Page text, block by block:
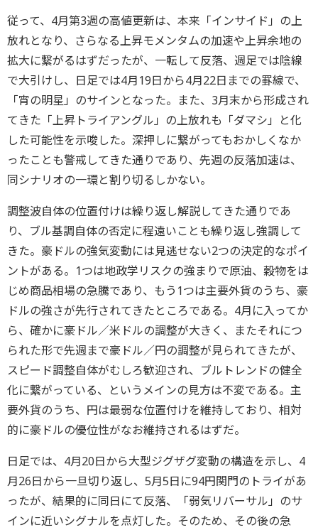
従って、4月第3週の高値更新は、本来「インサイド」の上
放れとなり、さらなる上昇モメンタムの加速や上昇余地の
拡大に繋がるはずだったが、一転して反落、週足では陰線
で大引けし、日足では4月19日から4月22日までの罫線で、
「宵の明星」のサインとなった。また、3月末から形成され
てきた「上昇トライアングル」の上放れも「ダマシ」と化
した可能性を示唆した。深押しに繋がってもおかしくなか
ったことも警戒してきた通りであり、先週の反落加速は、
同シナリオの一環と割り切るしかない。
調整波自体の位置付けは繰り返し解説してきた通りであ
り、ブル基調自体の否定に程遠いことも繰り返し強調して
きた。豪ドルの強気変動には見逃せない2つの決定的なポイ
ントがある。1つは地政学リスクの強まりで原油、穀物をは
じめ商品相場の急騰であり、もう1つは主要外貨のうち、豪
ドルの強さが先行されてきたところである。4月に入ってか
ら、確かに豪ドル／米ドルの調整が大きく、またそれにつ
られた形で先週まで豪ドル／円の調整が見られてきたが、
スピード調整自体がむしろ歓迎され、ブルトレンドの健全
化に繋がっている、というメインの見方は不変である。主
要外貨のうち、円は最弱な位置付けを維持しており、相対
的に豪ドルの優位性がなお維持されるはずだ。
日足では、4月20日から大型ジグザグ変動の構造を示し、4
月26日から一旦切り返し、5月5日に94円関門のトライがあ
ったが、結果的に同日にて反落、「弱気リバーサル」のサ
インに近いシグナルを点灯した。そのため、その後の急